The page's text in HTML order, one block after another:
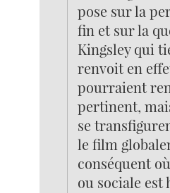
pose sur la
fin et sur la
Kingsley qui
renvoit en
pourraient
pertinent,
se
le film
conséquent
ou sociale est